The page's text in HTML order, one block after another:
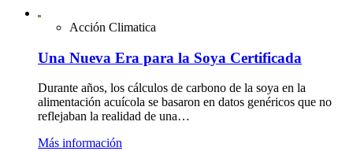
Acción Climatica
Una Nueva Era para la Soya Certificada
Durante años, los cálculos de carbono de la soya en la
alimentación acuícola se basaron en datos genéricos que no
reflejaban la realidad de una…
Más información